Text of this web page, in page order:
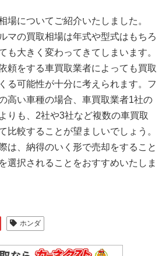
場についてご紹介いたしました。
マの買取相場は年式や型式はもちろ
も大きく変わってきてしまいます。
頼をする車買取業者によっても買取
る可能性が十分に考えられます。フ
高い車種の場合、車買取業者1社の
りも、2社や3社など複数の車買取
比較することが望ましいでしょう。
は、納得のいく形で売却をすること
選択されることをおすすめいたしま
ホンダ